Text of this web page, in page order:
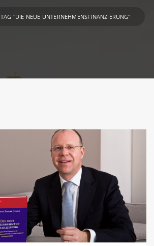
TAG "DIE NEUE UNTERNEHMENSFINANZIERUNG"